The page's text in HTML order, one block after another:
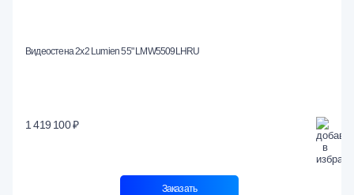
Видеостена 2x2 Lumien 55" LMW5509LHRU
1 419 100 ₽
Заказать